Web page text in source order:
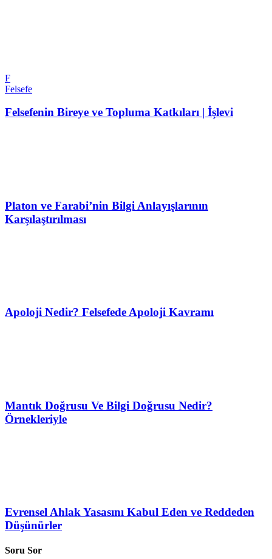
F
Felsefe
Felsefenin Bireye ve Topluma Katkıları | İşlevi
Platon ve Farabi’nin Bilgi Anlayışlarının
Karşılaştırılması
Apoloji Nedir? Felsefede Apoloji Kavramı
Mantık Doğrusu Ve Bilgi Doğrusu Nedir?
Örnekleriyle
Evrensel Ahlak Yasasını Kabul Eden ve Reddeden
Düşünürler
Soru Sor